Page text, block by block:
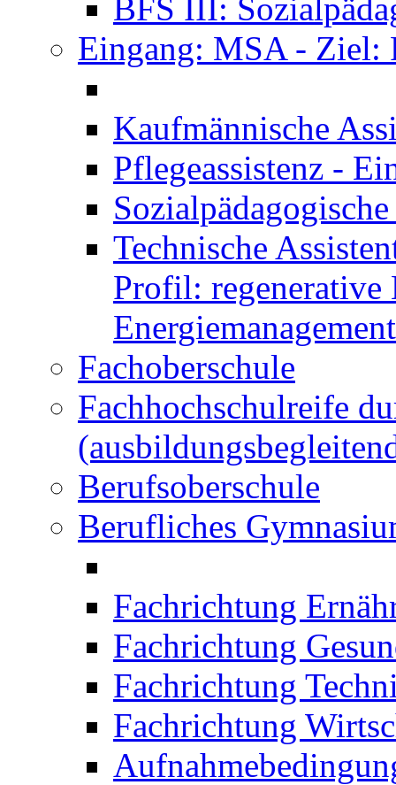
BFS III:
Eingang: MSA - Ziel:
Kaufmännische
Pflegeassistenz -
Technische
Profil: regenerative
Energiemanagement
Fachoberschule
Fachhochschulreife
Berufsoberschule
Berufliches
Fachrichtung
Fachrichtung
Fachrichtung
Fachrichtung